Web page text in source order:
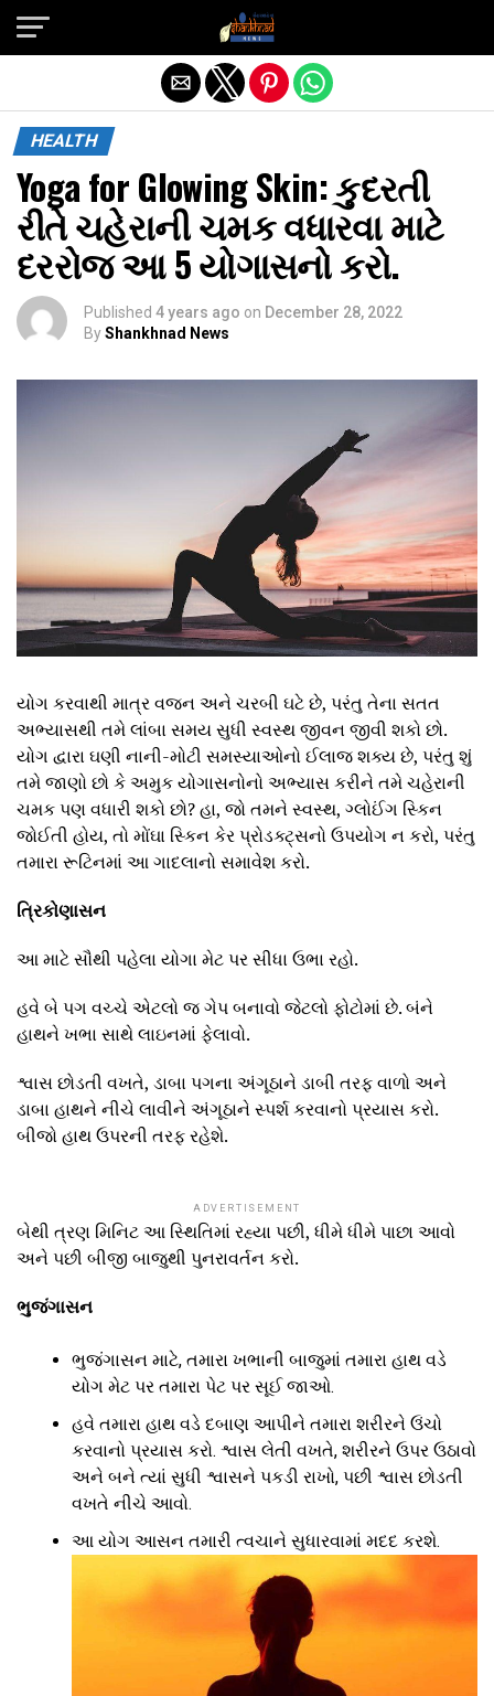
HEALTH
Yoga for Glowing Skin: કુદરતી
રીતે ચહેરાની ચમક વધારવા માટે
દરરોજ આ 5 યોગાસનો કરો.
Published 4 years ago on December 28, 2022
ByShankhnad News
યોગ કરવાથી માત્ર વજન અને ચરબી ઘટે છે, પરંતુ તેના સતત
અભ્યાસથી તમે લાંબા સમય સુધી સ્વસ્થ જીવન જીવી શકો છો.
યોગ દ્વારા ઘણી નાની-મોટી સમસ્યાઓનો ઈલાજ શક્ય છે, પરંતુ શું
તમે જાણો છો કે અમુક યોગાસનોનો અભ્યાસ કરીને તમે ચહેરાની
ચમક પણ વધારી શકો છો? હા, જો તમને સ્વસ્થ, ગ્લોઈંગ સ્કિન
જોઈતી હોય, તો મોંઘા સ્કિન કેર પ્રોડક્ટ્સનો ઉપયોગ ન કરો, પરંતુ
તમારા રૂટિનમાં આ ગાદલાનો સમાવેશ કરો.
ત્રિકોણાસન
આ માટે સૌથી પહેલા યોગા મેટ પર સીધા ઉભા રહો.
હવે બે પગ વચ્ચે એટલો જ ગેપ બનાવો જેટલો ફોટોમાં છે. બંને
હાથને ખભા સાથે લાઇનમાં ફેલાવો.
શ્વાસ છોડતી વખતે, ડાબા પગના અંગૂઠાને ડાબી તરફ વાળો અને
ડાબા હાથને નીચે લાવીને અંગૂઠાને સ્પર્શ કરવાનો પ્રયાસ કરો.
બીજો હાથ ઉપરની તરફ રહેશે.
ADVERTISEMENT
બેથી ત્રણ મિનિટ આ સ્થિતિમાં રહ્યા પછી, ધીમે ધીમે પાછા આવો
અને પછી બીજી બાજુથી પુનરાવર્તન કરો.
ભુજંગાસન
ભુજંગાસન માટે, તમારા ખભાની બાજુમાં તમારા હાથ વડે
યોગ મેટ પર તમારા પેટ પર સૂઈ જાઓ.
હવે તમારા હાથ વડે દબાણ આપીને તમારા શરીરને ઉંચો
કરવાનો પ્રયાસ કરો. શ્વાસ લેતી વખતે, શરીરને ઉપર ઉઠાવો
અને બને ત્યાં સુધી શ્વાસને પકડી રાખો, પછી શ્વાસ છોડતી
વખતે નીચે આવો.
આ યોગ આસન તમારી ત્વચાને સુધારવામાં મદદ કરશે.
Exit mobile version